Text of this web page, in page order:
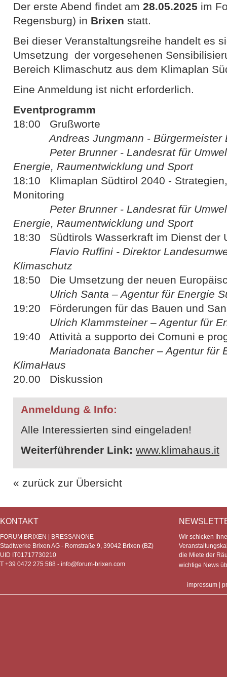
Der erste Abend findet am 28.05.2025 im
Regensburg) in Brixen statt.
Bei dieser Veranstaltungsreihe handelt es
Umsetzung der vorgesehenen
Bereich Klimaschutz aus dem Klimaplan
Eine Anmeldung ist nicht erforderlich.
Eventprogramm
18:00 Grußworte
Andreas Jungmann - Bürgermeister
Peter Brunner - Landesrat für
Energie, Raumentwicklung und Sport
18:10 Klimaplan Südtirol 2040 -
Monitoring
Peter Brunner - Landesrat für
Energie, Raumentwicklung und Sport
18:30 Südtirols Wasserkraft im Dienst der
Flavio Ruffini - Direktor
Klimaschutz
18:50 Die Umsetzung der neuen
Ulrich Santa – Agentur für Energie
19:20 Förderungen für das Bauen und
Ulrich Klammsteiner – Agentur für
19:40 Attività a supporto dei Comuni e
Mariadonata Bancher – Agentur für
KlimaHaus
20.00 Diskussion
Anmeldung & Info:
Alle Interessierten sind eingeladen!
Weiterführender Link: www.klimahaus.it
« zurück zur Übersicht
KONTAKT
FORUM BRIXEN | BRESSANONE
Stadtwerke Brixen AG - Romstraße 9, 39042 Brixen (BZ)
UID IT01717730210
T +39 0472 275 588 - info@forum-brixen.com
Wir schicken
die Miete der
wichtige News
impressum